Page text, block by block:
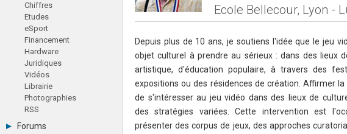
Hard. / Accessoires (10)
Middlewares (15)
Prestataires (99)
Assoc. / Syndicats (21)
Formations / Ecoles (46)
Presse spécialisée (17)
Chiffres
Etudes
eSport
Financement
Hardware
Juridiques
Vidéos
Librairie
Photographies
RSS
Forums
Ecole Bellecour, Lyon -
Depuis plus de 10 ans, je soutiens l'idée que le jeu
objet culturel à prendre au sérieux : dans des lieux
artistique, d'éducation populaire, à travers des
expositions ou des résidences de création. Affirmer la
de s'intéresser au jeu vidéo dans des lieux de
des stratégies variées. Cette intervention est
présenter des corpus de jeux, des approches